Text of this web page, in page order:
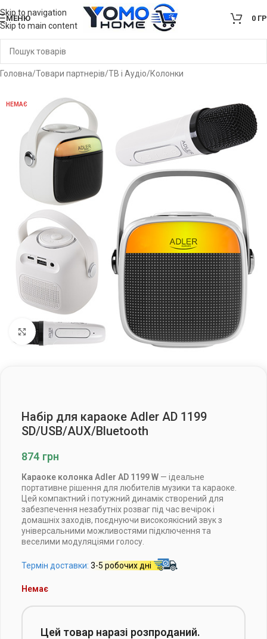
Skip to navigation
Skip to main content
МЕНЮ 0
Головна/Товари партнерів/ТВ і Аудіо/Колонки
НЕМАЄ
Клацніть, щоб збільшити
Набір для караоке Adler AD 1199
SD/USB/AUX/Bluetooth
874 грн
Караоке колонка Adler AD 1199 W — ідеальне
портативне рішення для любителів музики та караоке.
Цей компактний і потужний динамік створений для
забезпечення незабутніх розваг під час вечірок і
домашніх заходів, поєднуючи високоякісний звук з
універсальними можливостями підключення та
веселими модуляціями голосу.
Термін доставки: 3-5 робочих дні
Немає
Цей товар наразі розпроданий.